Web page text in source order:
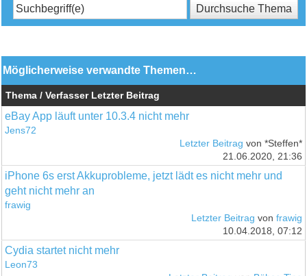
Möglicherweise verwandte Themen…
Thema / Verfasser Letzter Beitrag
eBay App läuft unter 10.3.4 nicht mehr
Jens72
Letzter Beitrag von *Steffen*
21.06.2020, 21:36
iPhone 6s erst Akkuprobleme, jetzt lädt es nicht mehr und
geht nicht mehr an
frawig
Letzter Beitrag von frawig
10.04.2018, 07:12
Cydia startet nicht mehr
Leon73